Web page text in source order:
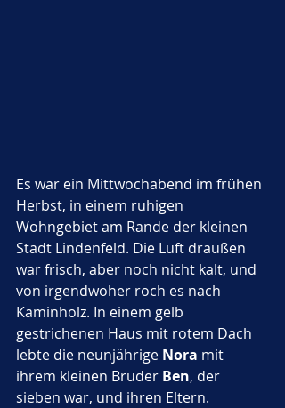
Es war ein Mittwochabend im frühen
Herbst, in einem ruhigen
Wohngebiet am Rande der kleinen
Stadt Lindenfeld. Die Luft draußen
war frisch, aber noch nicht kalt, und
von irgendwoher roch es nach
Kaminholz. In einem gelb
gestrichenen Haus mit rotem Dach
lebte die neunjährige Nora mit
ihrem kleinen Bruder Ben, der
sieben war, und ihren Eltern.